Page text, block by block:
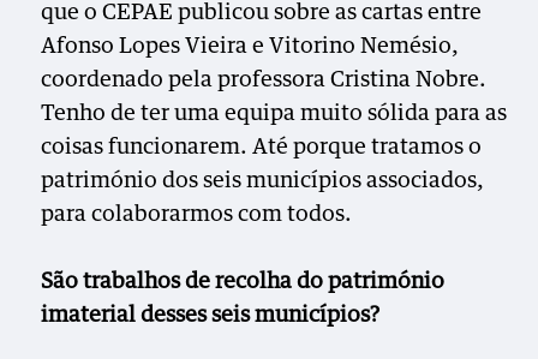
que o CEPAE publicou sobre as cartas entre
Afonso Lopes Vieira e Vitorino Nemésio,
coordenado pela professora Cristina Nobre.
Tenho de ter uma equipa muito sólida para as
coisas funcionarem. Até porque tratamos o
património dos seis municípios associados,
para colaborarmos com todos.
São trabalhos de recolha do património
imaterial desses seis municípios?